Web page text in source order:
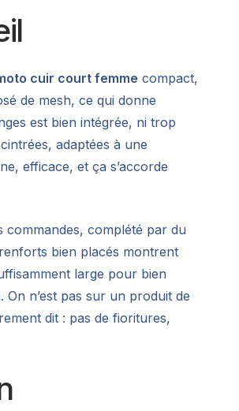
cuir court femme compact,
de mesh, ce qui donne
est bien intégrée, ni trop
adaptées à une
efficace, et ça s’accorde
complété par du
bien placés montrent
large pour bien
n’est pas sur un produit de
dit : pas de fioritures,